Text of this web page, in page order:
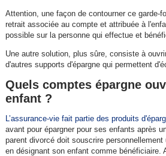
Attention, une façon de contourner ce garde-
retrait associée au compte et attribuée à
possible sur la personne qui effectue et
Une autre solution, plus sûre, consiste à
d'autres supports d'épargne qui permettent
Quels comptes épargne
enfant ?
L’assurance-vie fait partie des produits
avant pour épargner pour ses enfants après
parent divorcé doit souscrire
en désignant son enfant comme bénéficiaire.